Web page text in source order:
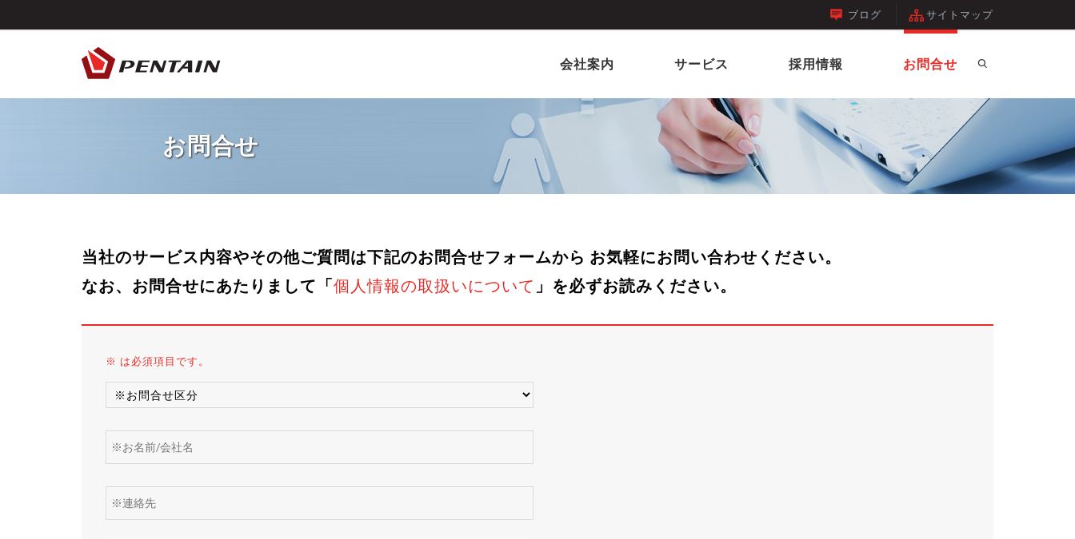
ブログ サイトマップ
会社案内 サービス 採用情報 お問合せ
お問合せ
当社のサービス内容やその他ご質問は下記のお問合せフォームから お気軽にお問い合わせください。
なお、お問合せにあたりまして「個人情報の取扱いについて 」を必ずお読みください。
※ は必須項目です。